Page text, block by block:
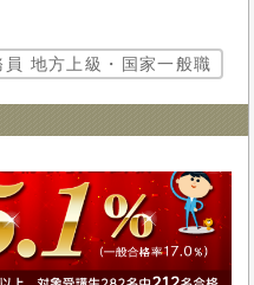
員 地方上級・国家一般職